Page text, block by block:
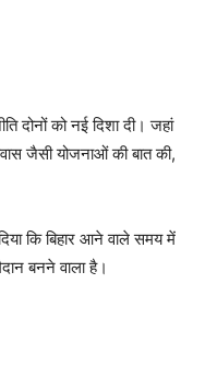
को नई दिशा दी। जहां
जैसी योजनाओं की बात की,
कि बिहार आने वाले समय में
बनने वाला है।